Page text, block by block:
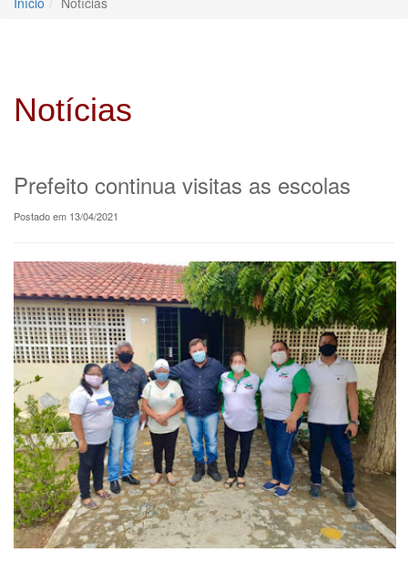
Notícias
Prefeito continua visitas as escolas
Postado em 13/04/2021